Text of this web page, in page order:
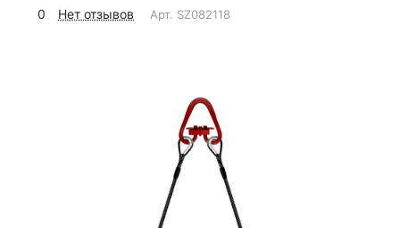
0 Нет отзывов Арт. SZ082118